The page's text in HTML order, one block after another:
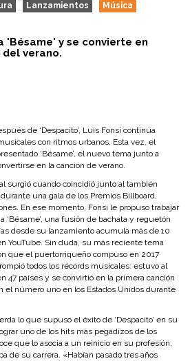
Lanzamientos Música
'Bésame' y se convierte en
verano.
de ‘Despacito’, Luis Fonsi continúa
con ritmos urbanos. Esta vez, el
‘Bésame’, el nuevo tema junto a
en la canción de verano.
surgió cuando coincidió junto al también
una gala de los Premios Billboard,
En ese momento, Fonsi le propuso trabajar
una fusión de bachata y reguetón
desde su lanzamiento acumula más de 10
YouTube. Sin duda, su más reciente tema
que el puertorriqueño compuso en 2017
todos los récords musicales: estuvo al
47 países y se convirtió en la primera canción
el número uno en los Estados Unidos durante
lo que supuso el éxito de ‘Despacito’ en su
uno de los hits más pegadizos de los
que lo asocia a un reinicio en su profesión,
de su carrera. «Habían pasado tres años